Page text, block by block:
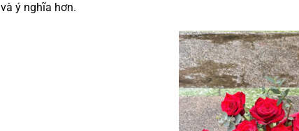
và ý nghĩa hơn.